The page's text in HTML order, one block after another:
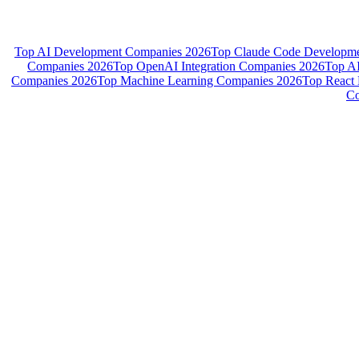
Top AI Development Companies 2026Top Claude Code
Companies 2026Top OpenAI Integration Companies 2026Top
Companies 2026Top Machine Learning Companies 2026Top React